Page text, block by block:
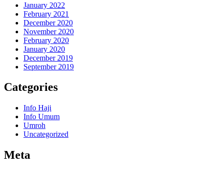
January 2022
February 2021
December 2020
November 2020
February 2020
January 2020
December 2019
September 2019
Categories
Info Haji
Info Umum
Umroh
Uncategorized
Meta